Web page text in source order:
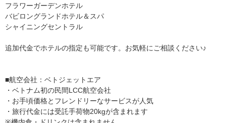
フラワーガーデンホテル
バビロングランドホテル＆スパ
シャイニングセントラル
追加代金でホテルの指定も可能です。お気軽にご相談ください♪
■航空会社：ベトジェットエア
・ベトナム初の民間LCC航空会社
・お手頃価格とフレンドリーなサービスが人気
・旅行代金には受託手荷物20kgが含まれます